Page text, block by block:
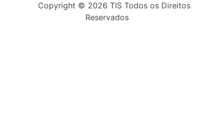
Copyright © 2026 TIS Todos os Direitos
Reservados